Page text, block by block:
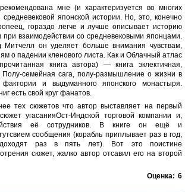
мне (и характеризуется во многих
средневековой японской истории. Но, это, конечно
гораздо легче и лучше описывает историю
при взаимодействии со средневековыми японцами.
Митчелл он уделяет больше внимания чувствам,
о падении кленового листа. Как и Облачный атлас
книга автора) — книга эклектичная,
Полу-семейная сага, полу-размышление о жизни в
фактории и выдуманного японского монастыря.
есть свой круг фанатов.
тех сюжетов что автор выставляет на первый
угасанияОст-Индской торговой компании и,
её сотрудников. В книге он ещё и
сообщения (корабль приплывает раз в год,
раз в пять лет). Вот это поистине
сюжет, жалко автор отсавил его на второй
Оценка: 6